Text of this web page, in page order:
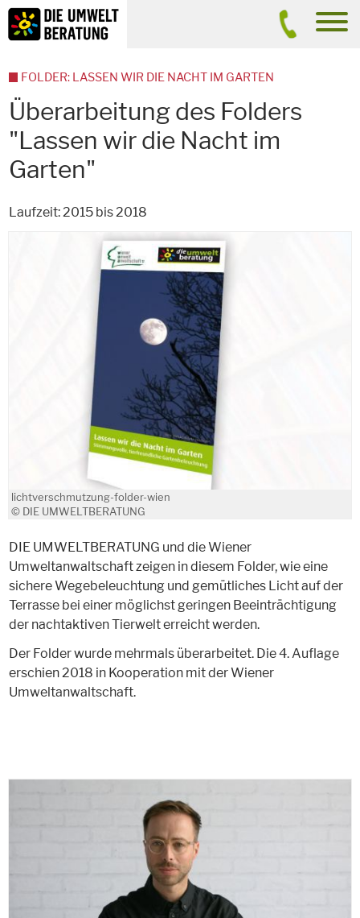
Inhalt
Suche
Überarbeitung des Folders
"Lassen wir die Nacht im
Garten"
Laufzeit: 2015 bis 2018
lichtverschmutzung-folder-wien
© DIE UMWELTBERATUNG
DIE UMWELTBERATUNG und die Wiener
Umweltanwaltschaft zeigen in diesem Folder, wie eine
sichere Wegebeleuchtung und gemütliches Licht auf der
Terrasse bei einer möglichst geringen Beeinträchtigung
der nachtaktiven Tierwelt erreicht werden.
Der Folder wurde mehrmals überarbeitet. Die 4. Auflage
erschien 2018 in Kooperation mit der Wiener
Umweltanwaltschaft.
FOLDER: LASSEN WIR DIE NACHT IM GARTEN